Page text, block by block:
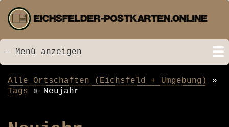
zum
Inhalt
Menü
— Menü anzeigen
Startseite
Neu hinzugefügt
Postkarten
Bildarchiv
Videos
Suche
Kontakt
Links
Spende
Pfadnavigation
Alle Ortschaften (Eichsfeld + Umgebung)
Tags
Neujahr